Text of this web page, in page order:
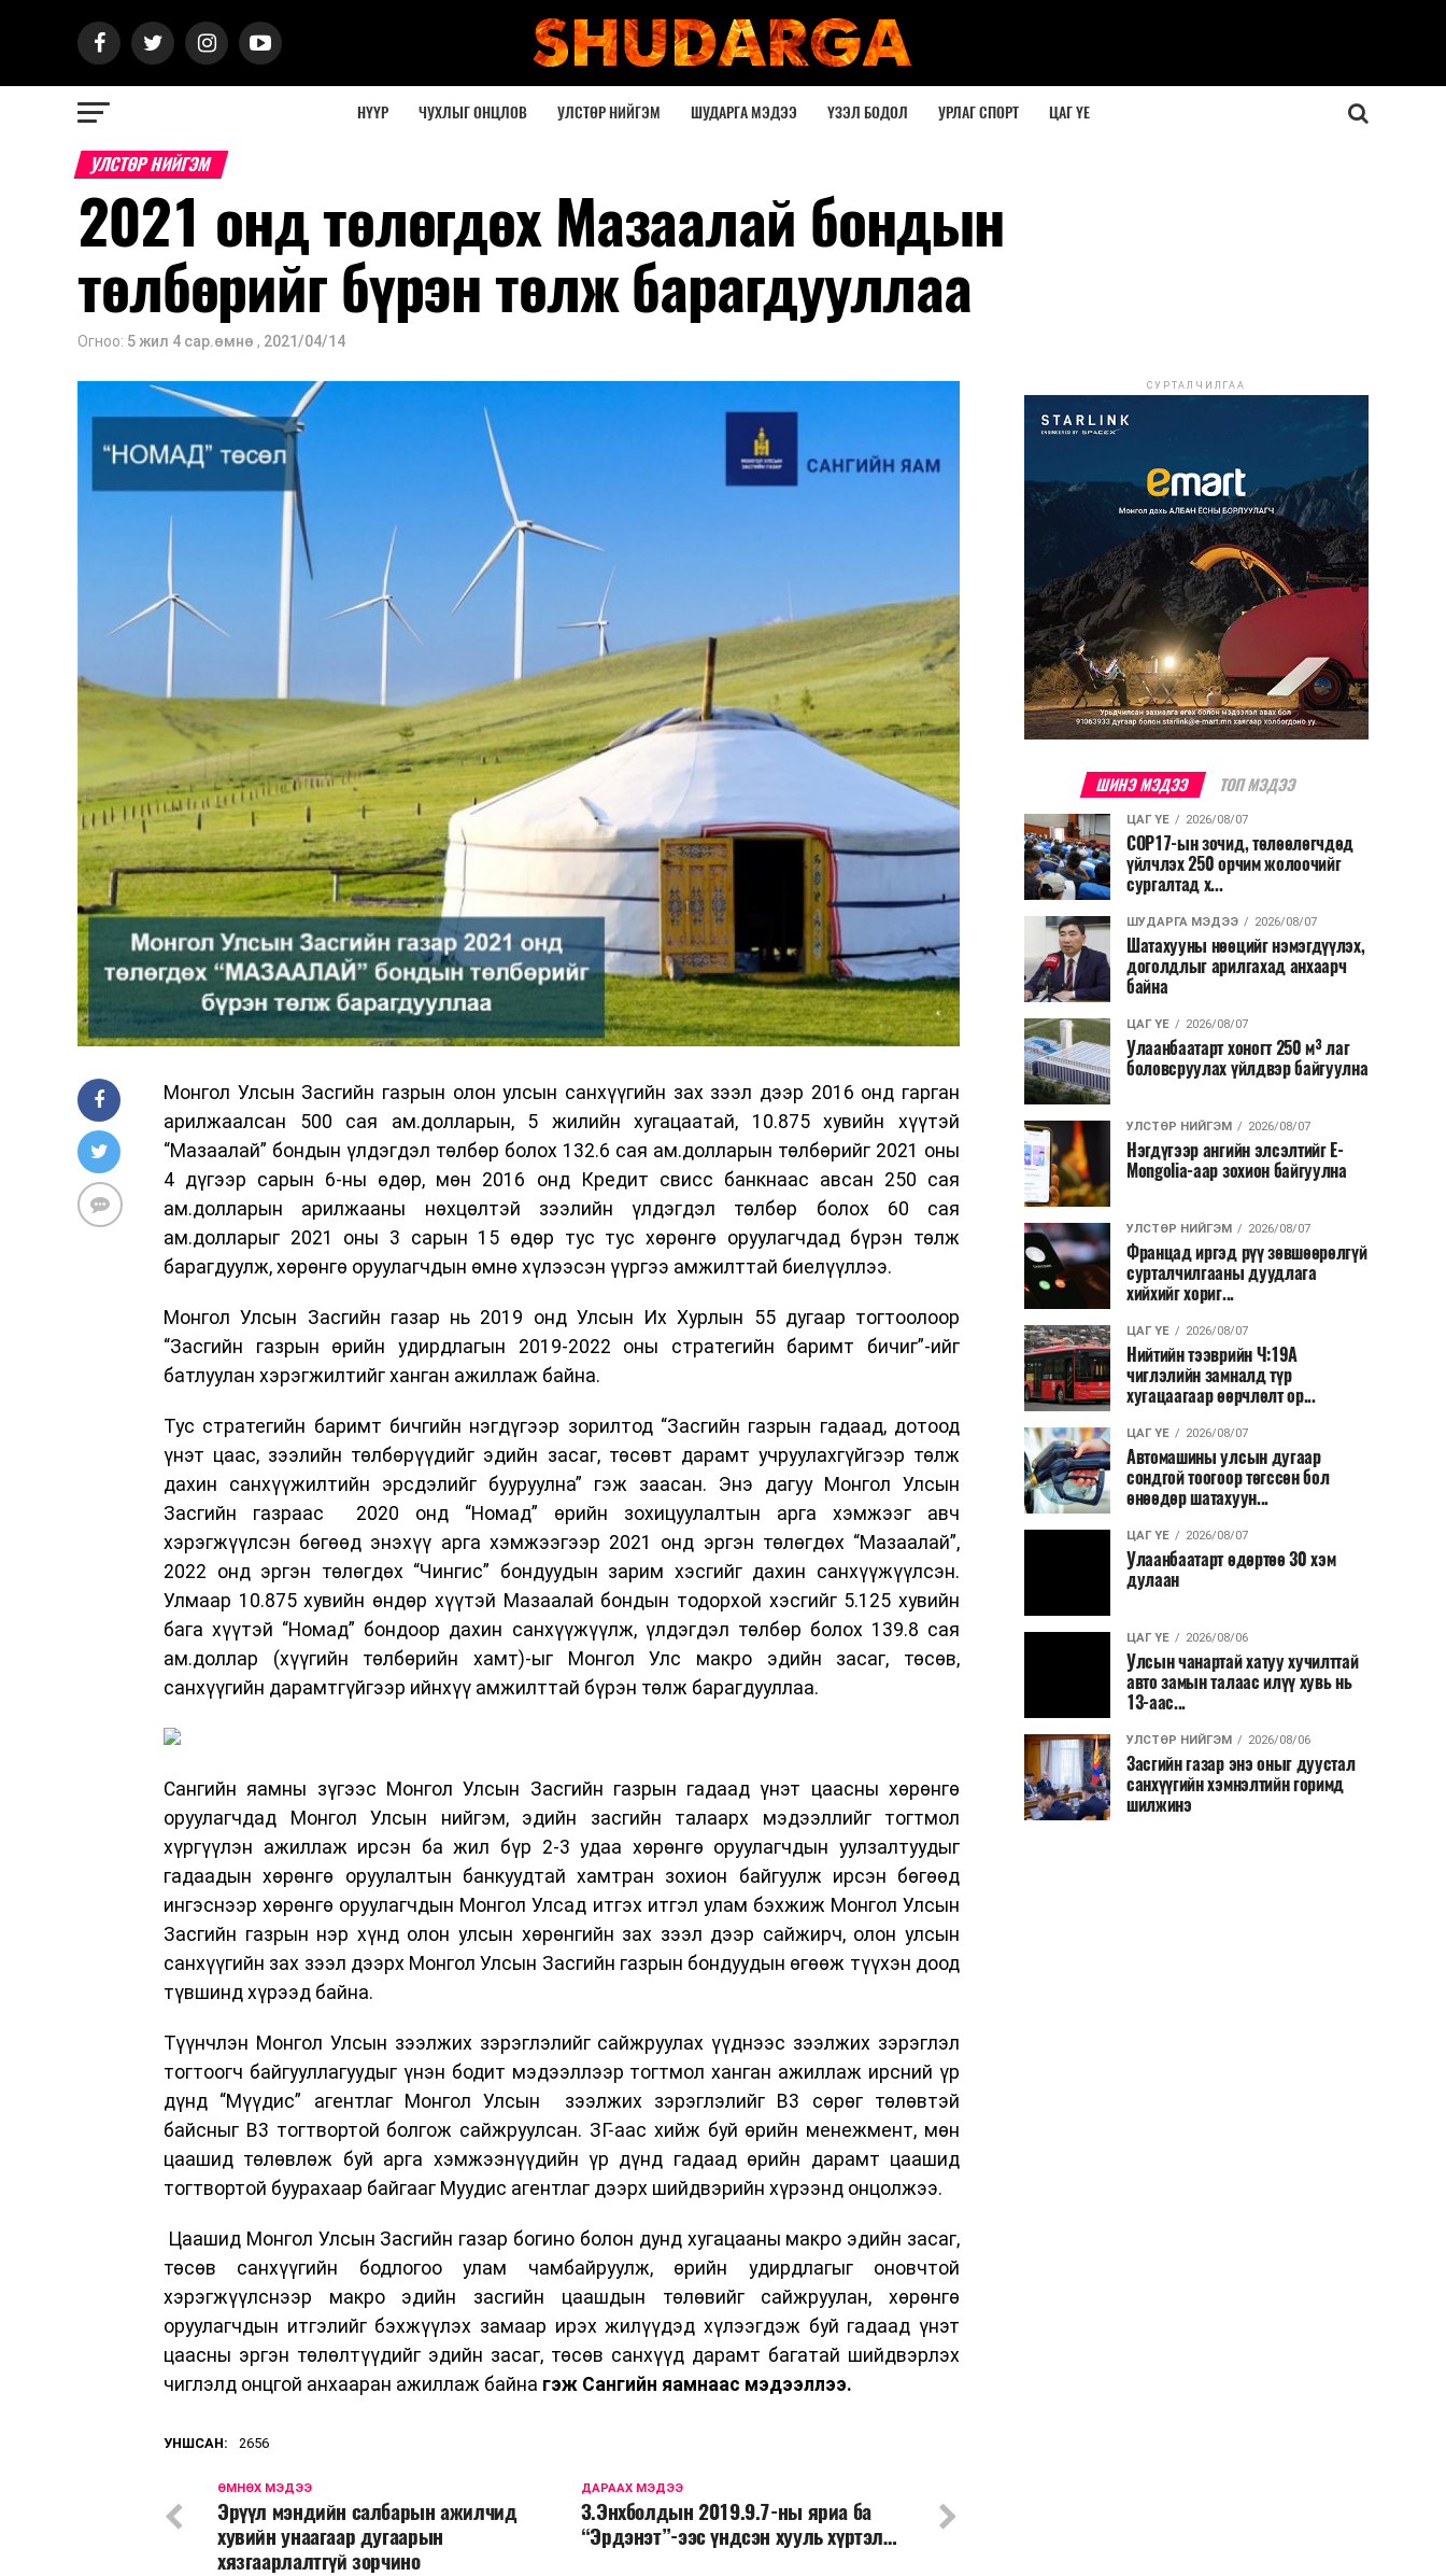
НҮҮР ЧУХЛЫГ ОНЦЛОВ УЛСТӨР НИЙГЭМ ШУДАРГА МЭДЭЭ ҮЗЭЛ БОДОЛ УРЛАГ СПОРТ ЦАГ ҮЕ
УЛСТӨР НИЙГЭМ
2021 онд төлөгдөх Мазаалай бондын
төлбөрийг бүрэн төлж барагдууллаа
Огноо: 5 жил 4 сар.өмнө , 2021/04/14
Монгол Улсын Засгийн газрын олон улсын санхүүгийн зах зээл дээр 2016 онд гарган
арилжаалсан 500 сая ам.долларын, 5 жилийн хугацаатай, 10.875 хувийн хүүтэй
“Мазаалай” бондын үлдэгдэл төлбөр болох 132.6 сая ам.долларын төлбөрийг 2021 оны
4 дүгээр сарын 6-ны өдөр, мөн 2016 онд Кредит свисс банкнаас авсан 250 сая
ам.долларын арилжааны нөхцөлтэй зээлийн үлдэгдэл төлбөр болох 60 сая
ам.долларыг 2021 оны 3 сарын 15 өдөр тус тус хөрөнгө оруулагчдад бүрэн төлж
барагдуулж, хөрөнгө оруулагчдын өмнө хүлээсэн үүргээ амжилттай биелүүллээ.
Монгол Улсын Засгийн газар нь 2019 онд Улсын Их Хурлын 55 дугаар тогтоолоор
“Засгийн газрын өрийн удирдлагын 2019-2022 оны стратегийн баримт бичиг”-ийг
батлуулан хэрэгжилтийг ханган ажиллаж байна.
Тус стратегийн баримт бичгийн нэгдүгээр зорилтод “Засгийн газрын гадаад, дотоод
үнэт цаас, зээлийн төлбөрүүдийг эдийн засаг, төсөвт дарамт учруулахгүйгээр төлж
дахин санхүүжилтийн эрсдэлийг бууруулна” гэж заасан. Энэ дагуу Монгол Улсын
Засгийн газраас 2020 онд “Номад” өрийн зохицуулалтын арга хэмжээг авч
хэрэгжүүлсэн бөгөөд энэхүү арга хэмжээгээр 2021 онд эргэн төлөгдөх “Мазаалай”,
2022 онд эргэн төлөгдөх “Чингис” бондуудын зарим хэсгийг дахин санхүүжүүлсэн.
Улмаар 10.875 хувийн өндөр хүүтэй Мазаалай бондын тодорхой хэсгийг 5.125 хувийн
бага хүүтэй “Номад” бондоор дахин санхүүжүүлж, үлдэгдэл төлбөр болох 139.8 сая
ам.доллар (хүүгийн төлбөрийн хамт)-ыг Монгол Улс макро эдийн засаг, төсөв,
санхүүгийн дарамтгүйгээр ийнхүү амжилттай бүрэн төлж барагдууллаа.
Сангийн яамны зүгээс Монгол Улсын Засгийн газрын гадаад үнэт цаасны хөрөнгө
оруулагчдад Монгол Улсын нийгэм, эдийн засгийн талаарх мэдээллийг тогтмол
хүргүүлэн ажиллаж ирсэн ба жил бүр 2-3 удаа хөрөнгө оруулагчдын уулзалтуудыг
гадаадын хөрөнгө оруулалтын банкуудтай хамтран зохион байгуулж ирсэн бөгөөд
ингэснээр хөрөнгө оруулагчдын Монгол Улсад итгэх итгэл улам бэхжиж Монгол Улсын
Засгийн газрын нэр хүнд олон улсын хөрөнгийн зах зээл дээр сайжирч, олон улсын
санхүүгийн зах зээл дээрх Монгол Улсын Засгийн газрын бондуудын өгөөж түүхэн доод
түвшинд хүрээд байна.
Түүнчлэн Монгол Улсын зээлжих зэрэглэлийг сайжруулах үүднээс зээлжих зэрэглэл
тогтоогч байгууллагуудыг үнэн бодит мэдээллээр тогтмол ханган ажиллаж ирсний үр
дүнд “Мүүдис” агентлаг Монгол Улсын зээлжих зэрэглэлийг B3 сөрөг төлөвтэй
байсныг B3 тогтвортой болгож сайжруулсан. ЗГ-аас хийж буй өрийн менежмент, мөн
цаашид төлөвлөж буй арга хэмжээнүүдийн үр дүнд гадаад өрийн дарамт цаашид
тогтвортой буурахаар байгааг Муудис агентлаг дээрх шийдвэрийн хүрээнд онцолжээ.
Цаашид Монгол Улсын Засгийн газар богино болон дунд хугацааны макро эдийн засаг,
төсөв санхүүгийн бодлогоо улам чамбайруулж, өрийн удирдлагыг оновчтой
хэрэгжүүлснээр макро эдийн засгийн цаашдын төлөвийг сайжруулан, хөрөнгө
оруулагчдын итгэлийг бэхжүүлэх замаар ирэх жилүүдэд хүлээгдэж буй гадаад үнэт
цаасны эргэн төлөлтүүдийг эдийн засаг, төсөв санхүүд дарамт багатай шийдвэрлэх
чиглэлд онцгой анхааран ажиллаж байна гэж Сангийн яамнаас мэдээллээ.
УНШСАН: 2656
ДАРААХ МЭДЭЭ
З.Энхболдын 2019.9.7-ны яриа ба
“Эрдэнэт”-ээс үндсэн хууль хүртэл…
ӨМНӨХ МЭДЭЭ
Эрүүл мэндийн салбарын ажилчид
хувийн унаагаар дугаарын
хязгаарлалтгүй зорчино
СУРТАЛЧИЛГАА
ШИНЭ МЭДЭЭ ТОП МЭДЭЭ
ЦАГ ҮЕ 2026/08/07
COP17-ын зочид, төлөөлөгчдөд
үйлчлэх 250 орчим жолоочийг
сургалтад х...
ШУДАРГА МЭДЭЭ 2026/08/07
Шатахууны нөөцийг нэмэгдүүлэх,
доголдлыг арилгахад анхаарч
байна
ЦАГ ҮЕ 2026/08/07
Улаанбаатарт хоногт 250 м³ лаг
боловсруулах үйлдвэр байгуулна
УЛСТӨР НИЙГЭМ 2026/08/07
Нэгдүгээр ангийн элсэлтийг E-
Mongolia-аар зохион байгуулна
УЛСТӨР НИЙГЭМ 2026/08/07
Францад иргэд рүү зөвшөөрөлгүй
сурталчилгааны дуудлага
хийхийг хориг...
ЦАГ ҮЕ 2026/08/07
Нийтийн тээврийн Ч:19А
чиглэлийн замналд түр
хугацаагаар өөрчлөлт ор...
ЦАГ ҮЕ 2026/08/07
Автомашины улсын дугаар
сондгой тоогоор төгссөн бол
өнөөдөр шатахуун...
ЦАГ ҮЕ 2026/08/07
Улаанбаатарт өдөртөө 30 хэм
дулаан
ЦАГ ҮЕ 2026/08/06
Улсын чанартай хатуу хучилттай
авто замын талаас илүү хувь нь
13-аас...
УЛСТӨР НИЙГЭМ 2026/08/06
Засгийн газар энэ оныг дуустал
санхүүгийн хэмнэлтийн горимд
шилжинэ